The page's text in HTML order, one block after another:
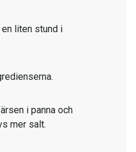
liten stund i
i panna och
mer salt.